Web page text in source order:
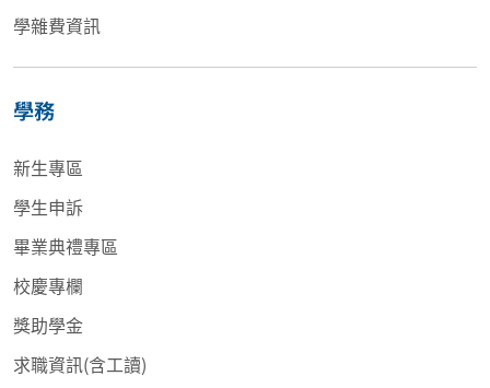
學雜費資訊
學務
新生專區
學生申訴
畢業典禮專區
校慶專欄
獎助學金
求職資訊(含工讀)